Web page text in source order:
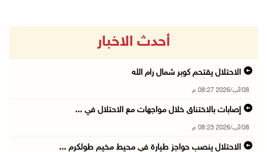
أحدث الاخبار
الاحتلال يقتحم كوبر شمال رام الله
08/آب/2026 08:27 م
إصابات بالاختناق خلال مواجهات مع الاحتلال في ...
08/آب/2026 08:23 م
الاحتلال ينصب حواجز طيارة في محيط مخيم طولكرم ...